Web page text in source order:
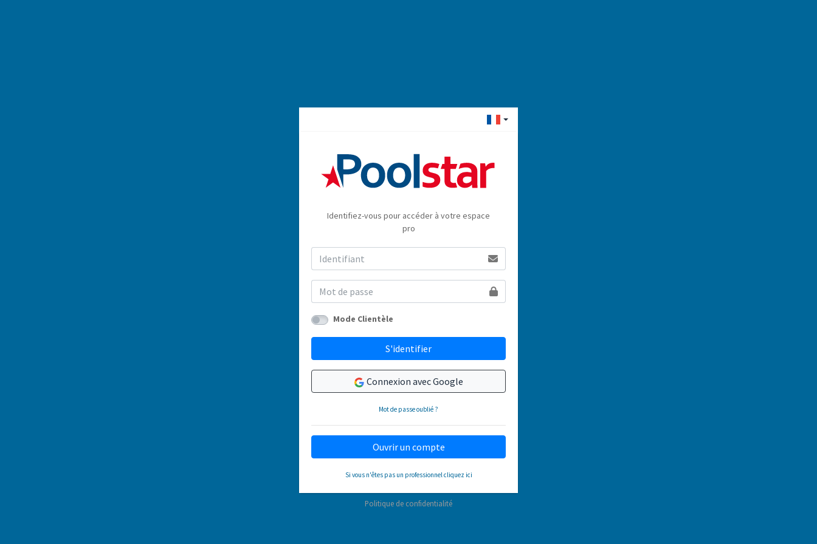
Identifiez-vous pour accéder à votre espace
pro
Mode Clientèle
S'identifier
Connexion avec Google
Mot de passe oublié ?
Ouvrir un compte
Si vous n'êtes pas un professionnel cliquez ici
Politique de confidentialité